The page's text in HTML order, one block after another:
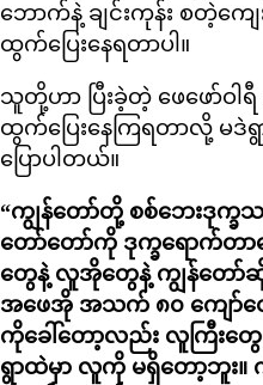
ဘောက်နဲ့ ချင်းကုန်း စတဲ့က
ထွက်ပြေးနေရတာပါ။
သူတို့ဟာ ပြီးခဲ့တဲ့ ဖေဖော်ဝ
ထွက်ပြေးနေကြရတာလို့ မဒဲ
ပြောပါတယ်။
“ကျွန်တော်တို့ စစ်ဘေးဒုက္
တော်တော်ကို ဒုက္ခရောက်တာပ
တွေနဲ့ လူအိုတွေနဲ့ ကျွန်တော်
အဖေအို အသက် ၈၀ ကျော်တွေ
ကိုခေါ်တော့လည်း လူကြီးတွ
ရွာထဲမှာ လူကို မရှိတော့ဘူး။